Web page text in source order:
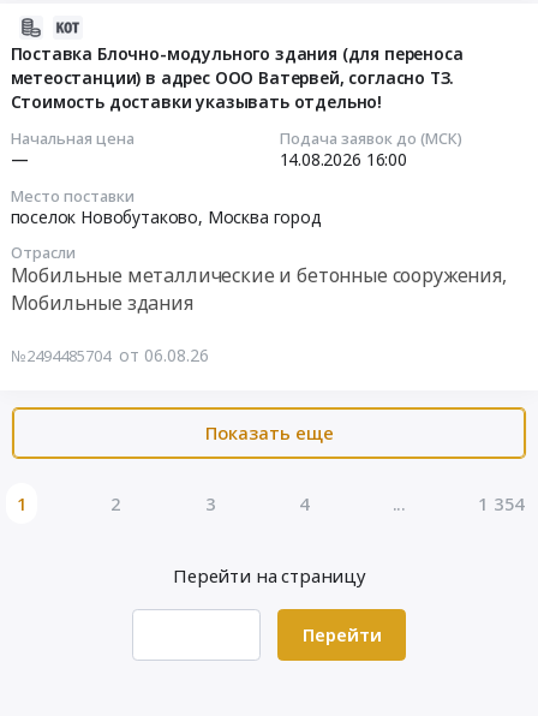
Поставка Блочно-модульного здания (для переноса
метеостанции) в адрес ООО Ватервей, согласно ТЗ.
Стоимость доставки указывать отдельно!
Начальная цена
—
Подача заявок до (МСК)
14.08.2026 16:00
Место поставки
поселок Новобутаково, Москва город
Отрасли
Мобильные металлические и бетонные сооружения,
Мобильные здания
№2494485704 от 06.08.26
Показать еще
1 2 3 4 ... 1 354
Перейти на страницу
Перейти